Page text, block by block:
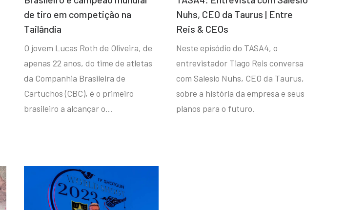
de tiro em competição na
Tailândia
O jovem Lucas Roth de Oliveira, de
apenas 22 anos, do time de atletas
da Companhia Brasileira de
Cartuchos (CBC), é o primeiro
brasileiro a alcançar o…
Nuhs, CEO da Taurus | Entre
Reis & CEOs
Neste episódio do TASA4, o
entrevistador Tiago Reis conversa
com Salesio Nuhs, CEO da Taurus,
sobre a história da empresa e seus
planos para o futuro.